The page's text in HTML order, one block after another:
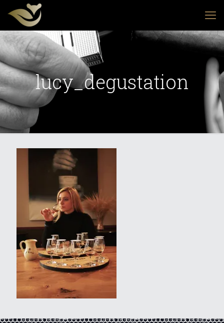
lucy_degustation